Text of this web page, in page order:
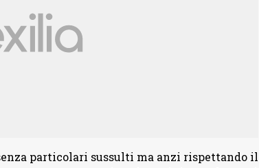
particolari sussulti ma anzi rispettando il